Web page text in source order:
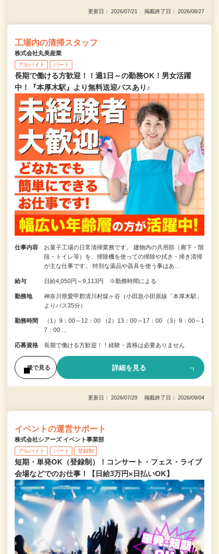
更新日： 2026/07/21 掲載終了日： 2026/08/27
工場内の清掃スタッフ
株式会社丸美産業
アルバイト パート
長期で働ける方歓迎！！週1日～の勤務OK！男女活躍
中！『本厚木駅』より無料送迎バスあり♪
仕事内容
お菓子工場の日常清掃業務です。 建物内の共用部（廊下・階
段・トイレ等）を、掃除機を使っての掃除や拭き・掃き清掃
が主な仕事です。 特別な薬品や器具を使う事はあ…
給与 日給4,050円～9,113円 ※勤務時間による
勤務地
神奈川県愛甲郡清川村煤ヶ谷（小田急小田原線「本厚木駅」
よりバス35分）
勤務時間
（1）9：00～12：00 （2）13：00～17：00 （3）9：00～1
7：00 …
応募資格 長期で働ける方歓迎！！経験・資格は必要ありません
後で見る 詳細を見る
更新日： 2026/07/29 掲載終了日： 2026/09/04
イベントの運営サポート
株式会社シアーズ イベント事業部
アルバイト パート 登録制
短期・単発OK（登録制）！コンサート・フェス・ライブ
会場などでのお仕事！【日給3万円×日払いOK】